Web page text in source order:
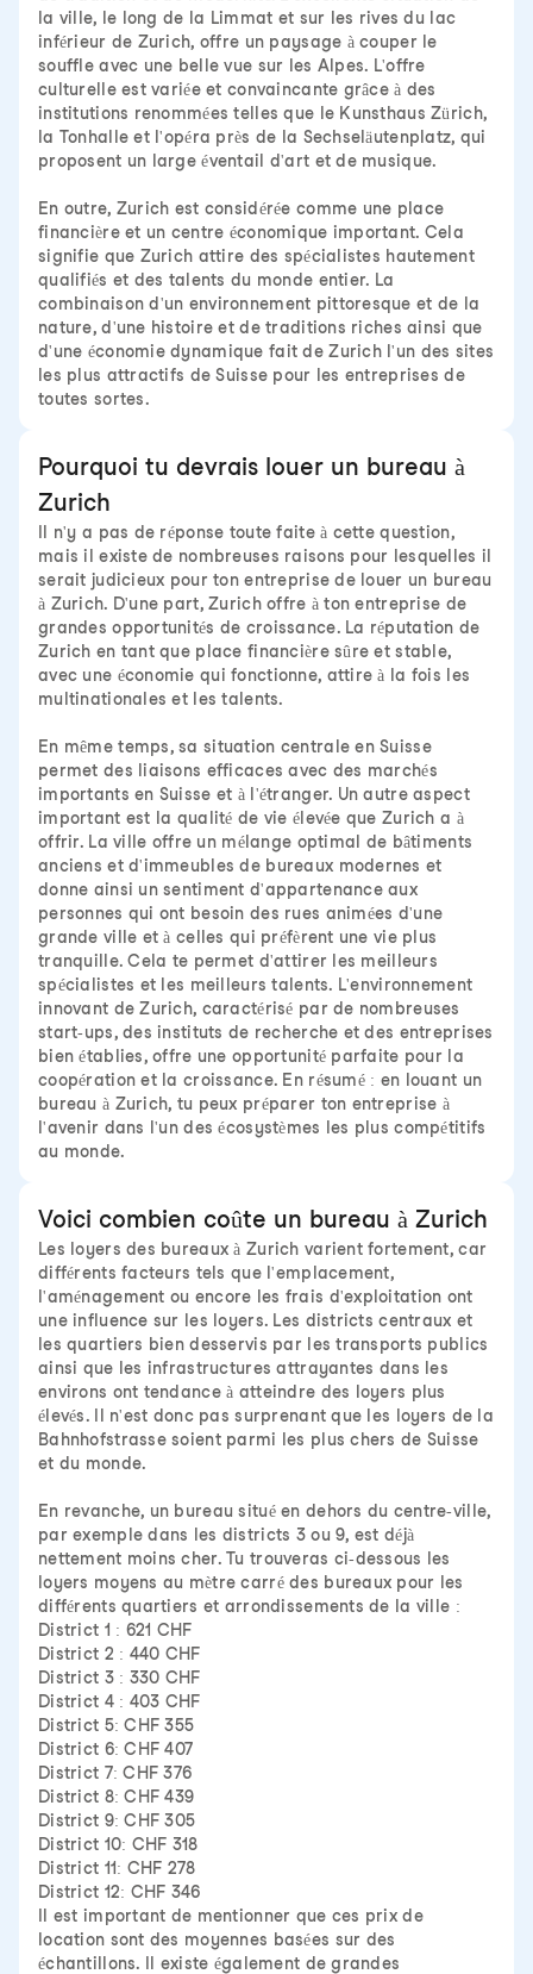
la ville, le long de la Limmat et sur les rives du lac
inférieur de Zurich, offre un paysage à couper le
souffle avec une belle vue sur les Alpes. L'offre
culturelle est variée et convaincante grâce à des
institutions renommées telles que le Kunsthaus Zürich,
la Tonhalle et l'opéra près de la Sechseläutenplatz, qui
proposent un large éventail d'art et de musique.
En outre, Zurich est considérée comme une place
financière et un centre économique important. Cela
signifie que Zurich attire des spécialistes hautement
qualifiés et des talents du monde entier. La
combinaison d'un environnement pittoresque et de la
nature, d'une histoire et de traditions riches ainsi que
d'une économie dynamique fait de Zurich l'un des sites
les plus attractifs de Suisse pour les entreprises de
toutes sortes.
Pourquoi tu devrais louer un bureau à
Zurich
Il n'y a pas de réponse toute faite à cette question,
mais il existe de nombreuses raisons pour lesquelles il
serait judicieux pour ton entreprise de louer un bureau
à Zurich. D'une part, Zurich offre à ton entreprise de
grandes opportunités de croissance. La réputation de
Zurich en tant que place financière sûre et stable,
avec une économie qui fonctionne, attire à la fois les
multinationales et les talents.
En même temps, sa situation centrale en Suisse
permet des liaisons efficaces avec des marchés
importants en Suisse et à l'étranger. Un autre aspect
important est la qualité de vie élevée que Zurich a à
offrir. La ville offre un mélange optimal de bâtiments
anciens et d'immeubles de bureaux modernes et
donne ainsi un sentiment d'appartenance aux
personnes qui ont besoin des rues animées d'une
grande ville et à celles qui préfèrent une vie plus
tranquille. Cela te permet d'attirer les meilleurs
spécialistes et les meilleurs talents. L'environnement
innovant de Zurich, caractérisé par de nombreuses
start-ups, des instituts de recherche et des entreprises
bien établies, offre une opportunité parfaite pour la
coopération et la croissance. En résumé : en louant un
bureau à Zurich, tu peux préparer ton entreprise à
l'avenir dans l'un des écosystèmes les plus compétitifs
au monde.
Voici combien coûte un bureau à Zurich
Les loyers des bureaux à Zurich varient fortement, car
différents facteurs tels que l'emplacement,
l'aménagement ou encore les frais d'exploitation ont
une influence sur les loyers. Les districts centraux et
les quartiers bien desservis par les transports publics
ainsi que les infrastructures attrayantes dans les
environs ont tendance à atteindre des loyers plus
élevés. Il n'est donc pas surprenant que les loyers de la
Bahnhofstrasse soient parmi les plus chers de Suisse
et du monde.
En revanche, un bureau situé en dehors du centre-ville,
par exemple dans les districts 3 ou 9, est déjà
nettement moins cher. Tu trouveras ci-dessous les
loyers moyens au mètre carré des bureaux pour les
différents quartiers et arrondissements de la ville :
District 1 : 621 CHF
District 2 : 440 CHF
District 3 : 330 CHF
District 4 : 403 CHF
District 5: CHF 355
District 6: CHF 407
District 7: CHF 376
District 8: CHF 439
District 9: CHF 305
District 10: CHF 318
District 11: CHF 278
District 12: CHF 346
Il est important de mentionner que ces prix de
location sont des moyennes basées sur des
échantillons. Il existe également de grandes